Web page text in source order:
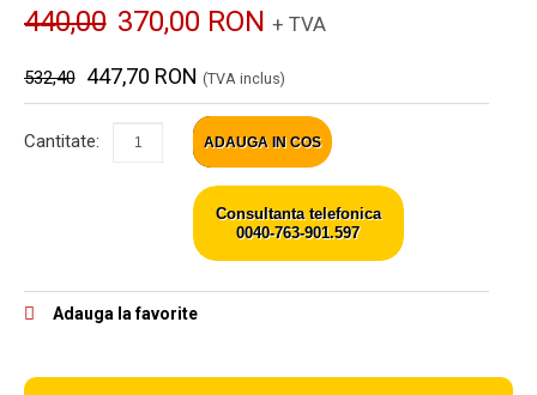
440,00 370,00 RON + TVA
532,40 447,70 RON (TVA inclus)
Cantitate: ADAUGA IN COS
Consultanta telefonica
0040-763-901.597
Adauga la favorite